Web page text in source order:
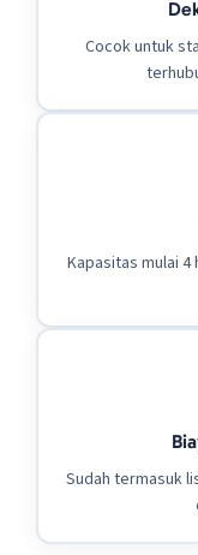
Cocok untuk
Kapasitas mulai
Sudah termasuk